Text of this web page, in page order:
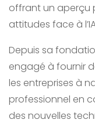
offrant un aperçu
attitudes face à
Depuis sa
engagé à fournir
les entreprises à
professionnel en
des nouvelles